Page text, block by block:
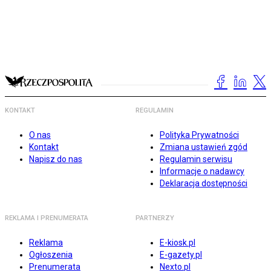
KONTAKT
O nas
Kontakt
Napisz do nas
REGULAMIN
Polityka Prywatności
Zmiana ustawień zgód
Regulamin serwisu
Informacje o nadawcy
Deklaracja dostępności
REKLAMA I PRENUMERATA
Reklama
Ogłoszenia
Prenumerata
PARTNERZY
E-kiosk.pl
E-gazety.pl
Nexto.pl